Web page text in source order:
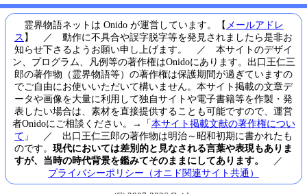
霊界物語ネットは Onido が運営しています。【 メールアドレ
ス 】 ／ 動作に不具合や誤字脱字等を発見されましたら是非お
知らせ下さるようお願い申し上げます。 ／ 本サイトのデザイ
ン、プログラム、凡例等の著作権はOnidoにあります。出口王仁三
郎の著作物（霊界物語等）の著作権は保護期間が過ぎていますの
でご自由にお使いいただいて構いません。本サイト掲載の文章デ
ータや画像を大量に利用して独自サイトや電子書籍等を作製・発
表したい場合は、素材を直接提供することも可能ですので、運営
者Onidoにご相談ください。→「本サイト掲載文献の著作権につい
て 」 ／ 出口王仁三郎の著作物は明治～昭和初期に書かれたも
のです。 現代においては差別的と見なされる言葉や表現もありま
すが、当時の時代背景を鑑みてそのままにしてあります。
／
プライバシーポリシー（オニド関連サイト共通）